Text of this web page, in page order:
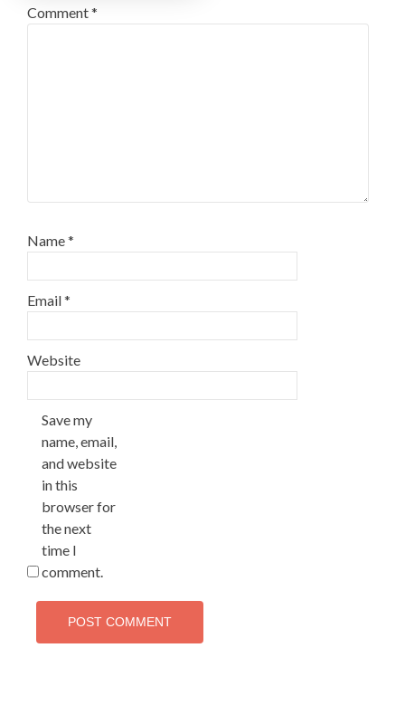
Comment*
Name*
Email*
Website
Save my
name, email,
and website
in this
browser for
the next
time I
comment.